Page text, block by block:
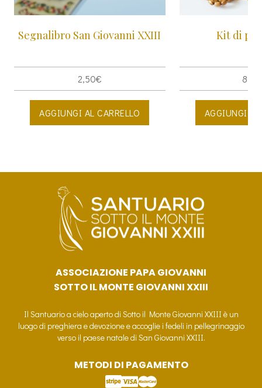
Segnalibro San Giovanni XXIII
2,50€
AGGIUNGI AL CARRELLO
Kit di
8,00
AGGIUNGI AL
ASSOCIAZIONE PAPA GIOVANNI
SOTTO IL MONTE GIOVANNI XXIII
Il Santuario a cielo aperto di Sotto il Monte Giovanni XXIII è un
luogo di preghiera e devozione e accoglie i fedeli in pellegrinaggio
verso il paese natale di San Giovanni XXIII.
METODI DI PAGAMENTO